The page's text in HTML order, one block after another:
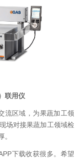
联用仪
区域，为果蔬加工领
场对接果蔬加工领域检
下载收获很多。希望